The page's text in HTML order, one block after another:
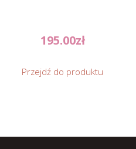
195.00zł
Przejdź do produktu